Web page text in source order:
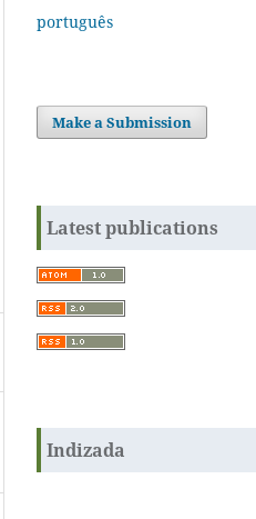
português
Make a Submission
Latest publications
Indizada